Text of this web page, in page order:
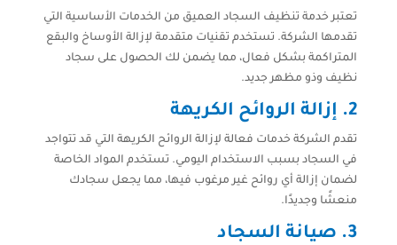
تعتبر خدمة تنظيف السجاد العميق من الخدمات الأساسية التي
تقدمها الشركة. تستخدم تقنيات متقدمة لإزالة الأوساخ والبقع
المتراكمة بشكل فعال، مما يضمن لك الحصول على سجاد
نظيف وذو مظهر جديد.
2. إزالة الروائح الكريهة
تقدم الشركة خدمات فعالة لإزالة الروائح الكريهة التي قد تتواجد
في السجاد بسبب الاستخدام اليومي. تستخدم المواد الخاصة
لضمان إزالة أي روائح غير مرغوب فيها، مما يجعل سجادك
منعشًا وجديدًا.
3. صيانة السجاد